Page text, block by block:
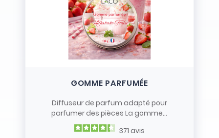
GOMME PARFUMÉE
Diffuseur de parfum adapté pour
parfumer des pièces La gomme...
371 avis